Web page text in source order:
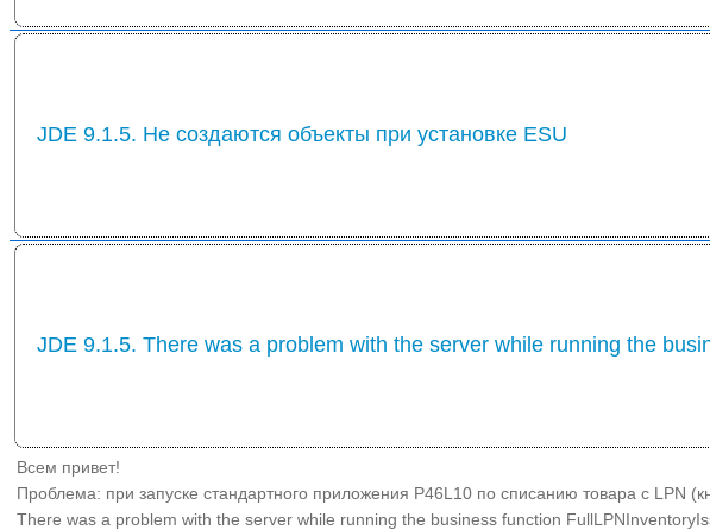
JDE 9.1.5. Не создаются объекты при установке ESU
JDE 9.1.5. There was a problem with the server while running the
Всем привет!
Проблема: при запуске стандартного приложения P46L10 по списанию товара с LPN
There was a problem with the server while running the business function